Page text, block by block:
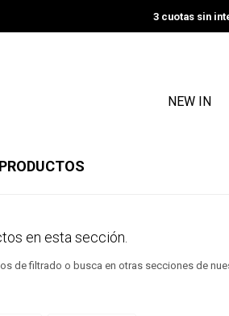
3 cuotas sin
NEW IN
en esta sección.
de filtrado o busca en otras secciones de